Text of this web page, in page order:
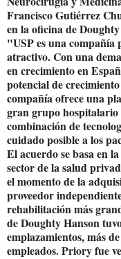
Francisco Gutiérrez
en la oficina de
"USP es una compañía
atractivo. Con una
en crecimiento en
potencial de
compañía ofrece una
gran grupo
combinación de
cuidado posible a los
El acuerdo se basa en
sector de la salud
el momento de la
proveedor
rehabilitación más
de Doughty Hanson
emplazamientos, más
empleados. Priory fue